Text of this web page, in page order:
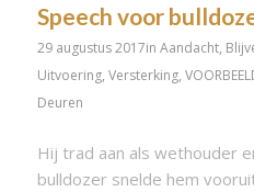
Speech voor
29 augustus 2017in Aandacht,
Uitvoering, Versterking,
Deuren
Hij trad aan als wethouder
bulldozer snelde hem